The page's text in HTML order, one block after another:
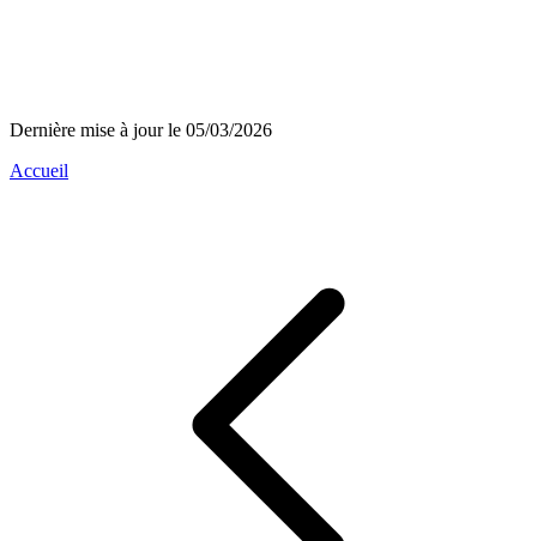
Dernière mise à jour le 05/03/2026
Accueil